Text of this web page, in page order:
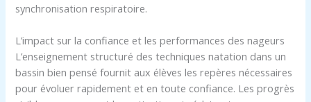
synchronisation respiratoire.
L’impact sur la confiance et les performances des nageurs
L’enseignement structuré des techniques natation dans un
bassin bien pensé fournit aux élèves les repères nécessaires
pour évoluer rapidement et en toute confiance. Les progrès